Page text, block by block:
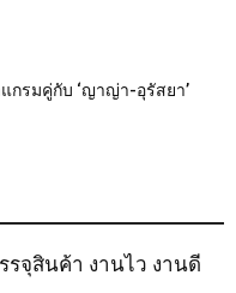
กรมคู่กับ ‘ญาญ่า-อุรัสยา’
รจุสินค้า งานไว งานดี